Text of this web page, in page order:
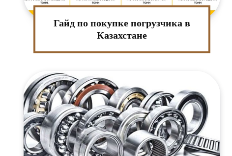
Гайд по покупке погрузчика в
Казахстане